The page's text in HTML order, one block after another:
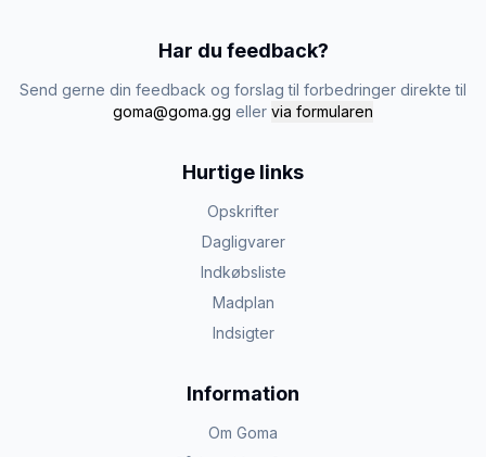
Har du feedback?
Send gerne din feedback og forslag til forbedringer direkte til
goma@goma.gg eller via formularen
Hurtige links
Opskrifter
Dagligvarer
Indkøbsliste
Madplan
Indsigter
Information
Om Goma